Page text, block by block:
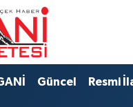
Güncel Resmi